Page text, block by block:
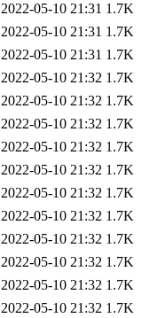
2022-05-10 21:31 1.7K
2022-05-10 21:31 1.7K
2022-05-10 21:31 1.7K
2022-05-10 21:32 1.7K
2022-05-10 21:32 1.7K
2022-05-10 21:32 1.7K
2022-05-10 21:32 1.7K
2022-05-10 21:32 1.7K
2022-05-10 21:32 1.7K
2022-05-10 21:32 1.7K
2022-05-10 21:32 1.7K
2022-05-10 21:32 1.7K
2022-05-10 21:32 1.7K
2022-05-10 21:32 1.7K